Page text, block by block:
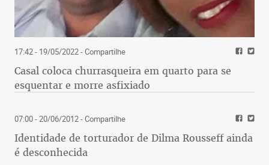
17:42 - 19/05/2022- Compartilhe
Casal coloca churrasqueira em quarto para se
esquentar e morre asfixiado
07:00 - 20/06/2012- Compartilhe
Identidade de torturador de Dilma Rousseff ainda
é desconhecida